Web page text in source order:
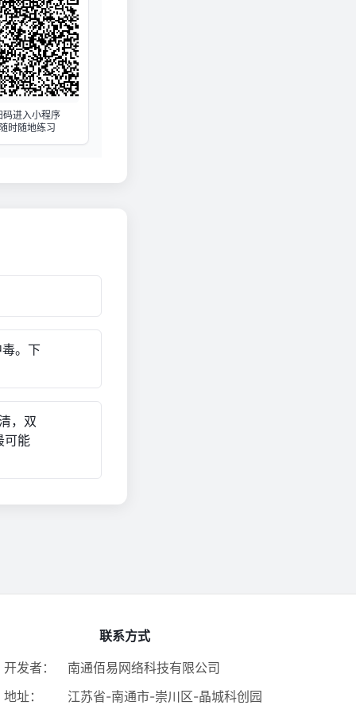
码进入小程序
时随地练习
。下
，双
可能
联系方式
开发者：
南通佰易网络科技有限公司
地址：
江苏省-南通市-崇川区-晶城科创园